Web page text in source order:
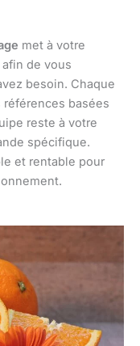
met à votre
de vous
besoin. Chaque
basées
reste à votre
spécifique.
et rentable pour